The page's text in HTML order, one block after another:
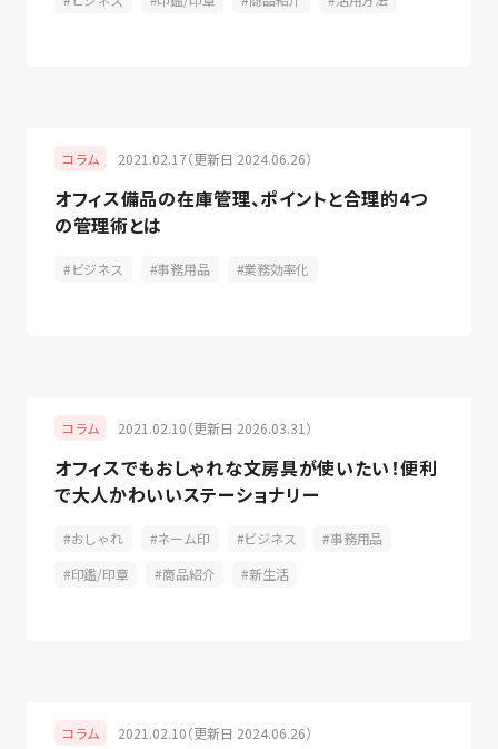
コラム 2021.02.17（更新日 2024.06.26）
オフィス備品の在庫管理、ポイントと合理的4つ
の管理術とは
ビジネス 事務用品 業務効率化
コラム 2021.02.10（更新日 2026.03.31）
オフィスでもおしゃれな文房具が使いたい！便利
で大人かわいいステーショナリー
おしゃれ ネーム印 ビジネス
事務用品
印鑑/印章
商品紹介 新生活
コラム 2021.02.10（更新日 2024.06.26）